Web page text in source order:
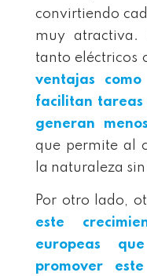
convirtiendo
muy atractiva.
tanto eléctricos
ventajas
facilitan tareas
generan
que permite al
la naturaleza
Por otro lado,
este
europeas
promover